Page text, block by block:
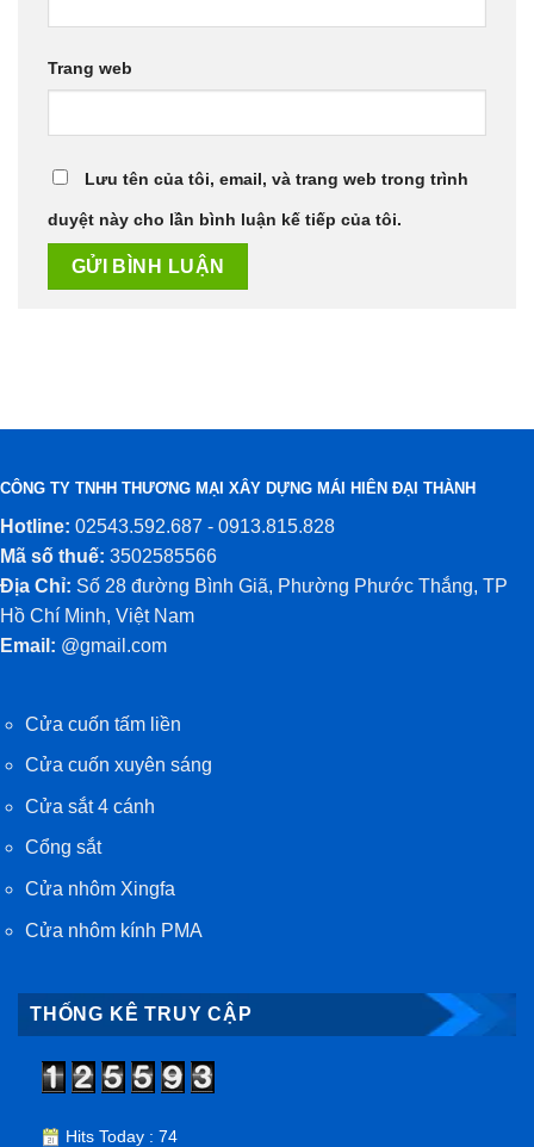
Trang web
Lưu tên của tôi, email, và trang web trong trình
duyệt này cho lần bình luận kế tiếp của tôi.
CÔNG TY TNHH THƯƠNG MẠI XÂY DỰNG MÁI HIÊN ĐẠI THÀNH
Hotline: 02543.592.687 - 0913.815.828
Mã số thuế: 3502585566
Địa Chỉ: Số 28 đường Bình Giã, Phường Phước Thắng, TP
Hồ Chí Minh, Việt Nam
Email: @gmail.com
Cửa cuốn tấm liền
Cửa cuốn xuyên sáng
Cửa sắt 4 cánh
Cổng sắt
Cửa nhôm Xingfa
Cửa nhôm kính PMA
THỐNG KÊ TRUY CẬP
Hits Today : 74